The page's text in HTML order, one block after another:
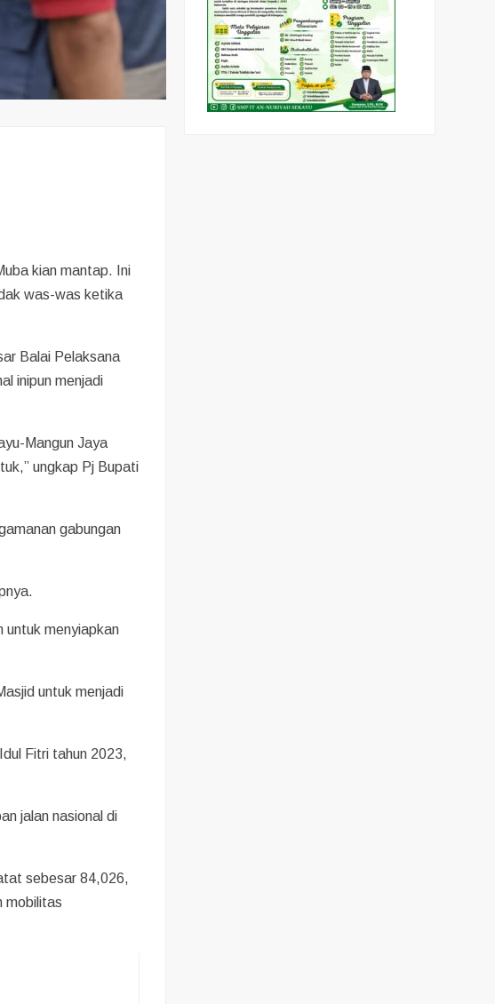
kian mantap. Ini
was-was ketika
Balai Pelaksana
inipun menjadi
Mangun Jaya
ungkap Pj Bupati
gabungan
untuk menyiapkan
untuk menjadi
Fitri tahun 2023,
jalan nasional di
sebesar 84,026,
mobilitas